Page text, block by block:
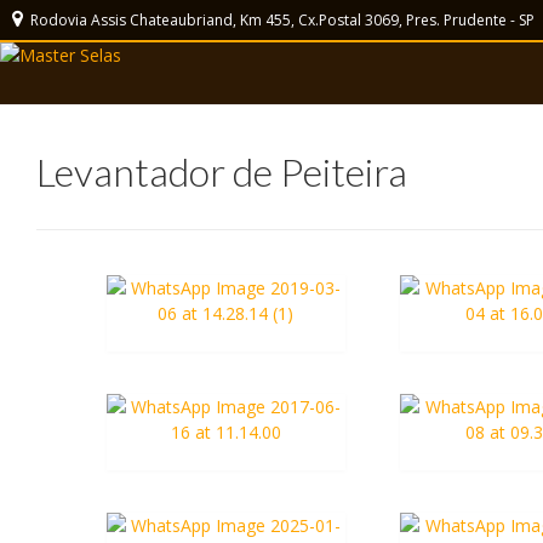
Rodovia Assis Chateaubriand, Km 455, Cx.Postal 3069, Pres. Prudente - SP
Levantador de Peiteira